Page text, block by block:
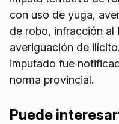
con uso de yuga,
de robo, infracción
averiguación de
imputado fue
norma provincial.
Puede